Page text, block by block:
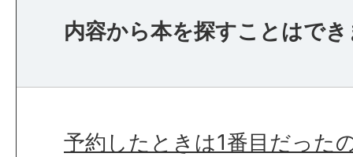
内容から本を探すことはで
予約したときは1番目だった